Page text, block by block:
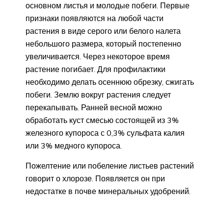
основном листья и молодые побеги. Первые
признаки появляются на любой части
растения в виде серого или белого налета
небольшого размера, который постепенно
увеличивается. Через некоторое время
растение погибает. Для профилактики
необходимо делать осеннюю обрезку, сжигать
побеги. Землю вокруг растения следует
перекапывать. Ранней весной можно
обработать куст смесью состоящей из 3%
железного купороса с 0,3% сульфата калия
или 3% медного купороса.
Пожелтение или побеление листьев растений
говорит о хлорозе. Появляется он при
недостатке в почве минеральных удобрений.